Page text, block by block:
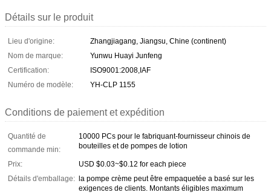
Détails sur le produit
Lieu d'origine:
Zhangjiagang, Jiangsu, Chine (continent)
Nom de marque:
Yunwu Huayi Junfeng
Certification:
ISO9001:2008,IAF
Numéro de modèle:
YH-CLP 1155
Conditions de paiement et expédition
Quantité de
commande min:
10000 PCs pour le fabriquant-fournisseur chinois de
bouteilles et de pompes de lotion
Prix:
USD $0.03~$0.12 for each piece
Détails d'emballage: la pompe crème peut être empaquetée a basé sur les
exigences de clients. Montants éligibles maximum